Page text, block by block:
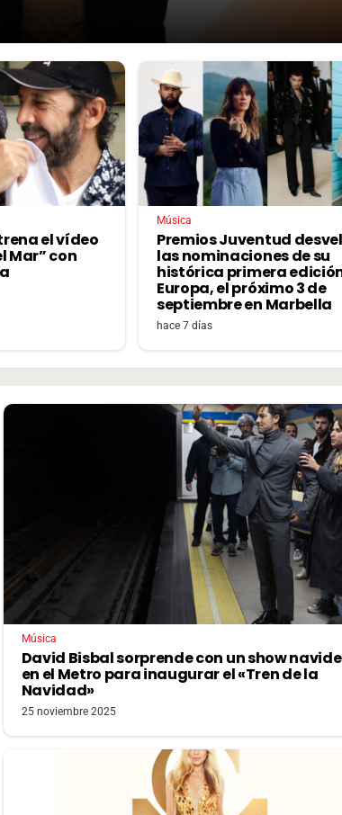
el vídeo
Mar” con
Música
Premios Juventud
las nominaciones de su
histórica primera
Europa, el próximo 3 de
septiembre en Marbella
hace 7 días
Música
David Bisbal sorprende con un show
en el Metro para inaugurar el «Tren de la
Navidad»
25 noviembre 2025